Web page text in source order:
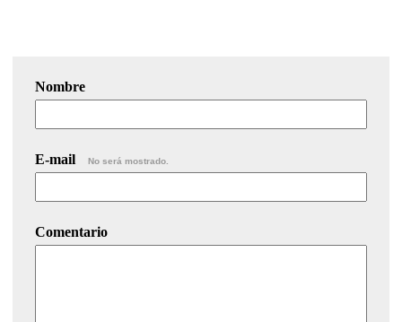
Nombre
E-mail No será mostrado.
Comentario